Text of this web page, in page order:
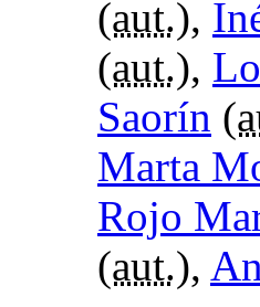
(aut.),
(aut.),
Saorín (
Marta
Rojo
(aut.),